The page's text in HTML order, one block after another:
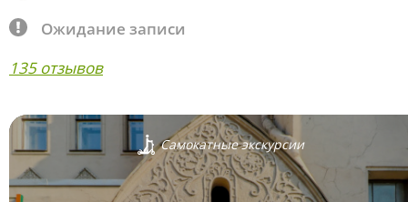
Ожидание записи
135 отзывов
Самокатные экскурсии